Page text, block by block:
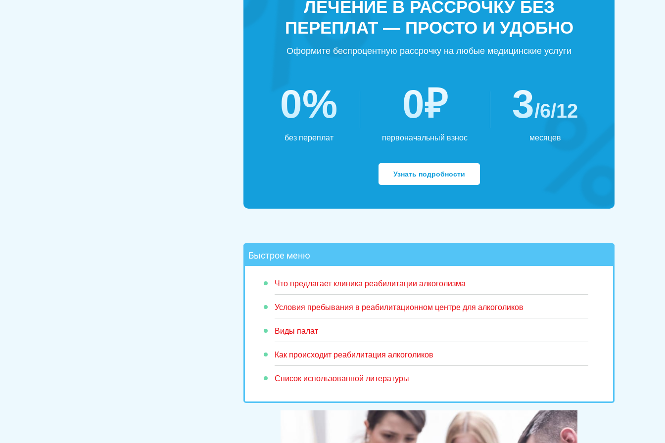
ЛЕЧЕНИЕ В РАССРОЧКУ БЕЗ
ПЕРЕПЛАТ — ПРОСТО И УДОБНО
Оформите беспроцентную рассрочку на любые медицинские услуги
0%
без переплат
0₽
первоначальный взнос
3/6/12
месяцев
Узнать подробности
Быстрое меню
Что предлагает клиника реабилитации алкоголизма
Условия пребывания в реабилитационном центре для алкоголиков
Виды палат
Как происходит реабилитация алкоголиков
Список использованной литературы